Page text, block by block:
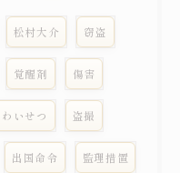
松村大介 窃盗
覚醒剤 傷害
わいせつ 盗撮
出国命令 監理措置